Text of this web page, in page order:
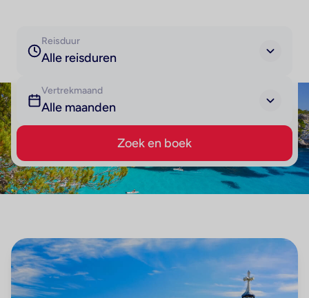
Reisduur
Alle reisduren
Vertrekmaand
Alle maanden
Zoek en boek